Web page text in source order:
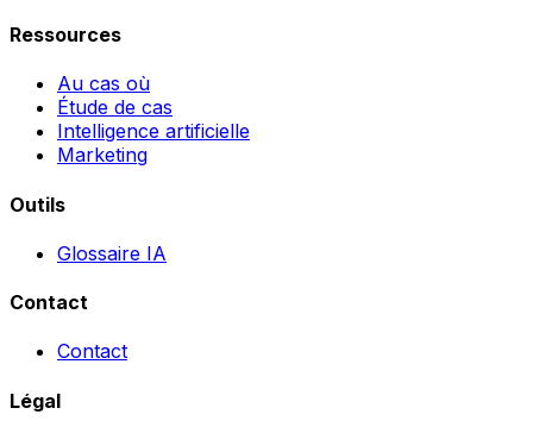
Ressources
Au cas où
Étude de cas
Intelligence artificielle
Marketing
Outils
Glossaire IA
Contact
Contact
Légal